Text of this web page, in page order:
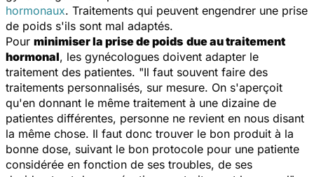
hormonaux. Traitements qui peuvent engendrer une prise
de poids s'ils sont mal adaptés.
Pour minimiser la prise de poids due au traitement
hormonal, les gynécologues doivent adapter le
traitement des patientes. "Il faut souvent faire des
traitements personnalisés, sur mesure. On s'aperçoit
qu'en donnant le même traitement à une dizaine de
patientes différentes, personne ne revient en nous disant
la même chose. Il faut donc trouver le bon produit à la
bonne dose, suivant le bon protocole pour une patiente
considérée en fonction de ses troubles, de ses